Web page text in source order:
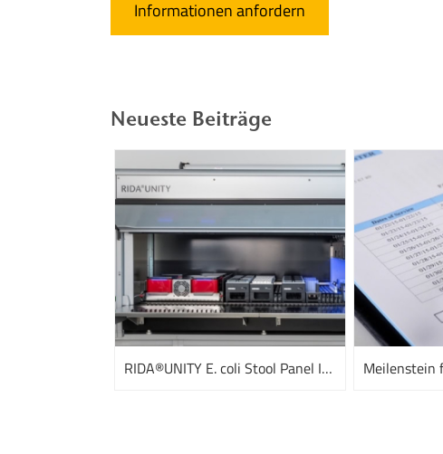
Informationen anfordern
Neueste Beiträge
RIDA®UNITY E. coli Stool Panel I und III